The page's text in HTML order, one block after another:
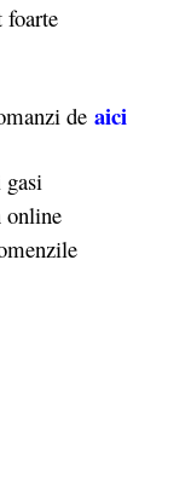
foarte
de aici
online